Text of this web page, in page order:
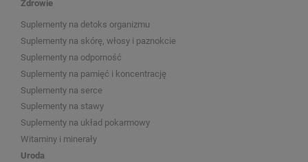
Zdrowie
Suplementy na detoks organizmu
Suplementy na skórę, włosy i paznokcie
Suplementy na odporność
Suplementy na pamięć i koncentrację
Suplementy na serce
Suplementy na stawy
Suplementy na układ pokarmowy
Witaminy i minerały
Uroda